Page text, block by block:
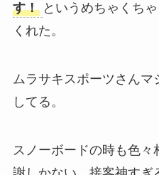
す！ というめちゃくち
くれた。
ムラサキスポーツさんマ
してる。
スノーボードの時も色